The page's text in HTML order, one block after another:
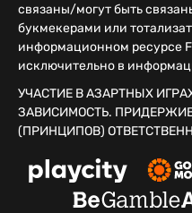
связаны/могут быть
букмекерами или
информационном ресурсе
исключительно в
УЧАСТИЕ В АЗАРТНЫХ
ЗАВИСИМОСТЬ.
(ПРИНЦИПОВ)